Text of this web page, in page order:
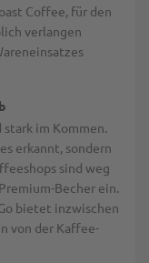
Coffee, für den
verlangen
im Kommen.
erkannt, sondern
sind weg
Becher ein.
bietet inzwischen
von der Kaffee-